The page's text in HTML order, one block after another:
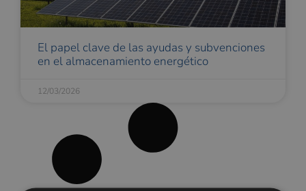
El papel clave de las ayudas y subvenciones
en el almacenamiento energético
12/03/2026